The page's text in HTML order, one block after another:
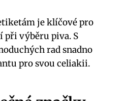
je klíčové pro
při výběru piva. S
rad snadno
pro svou celiakii.